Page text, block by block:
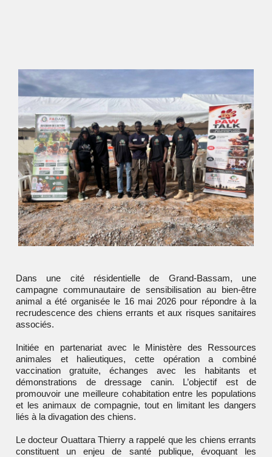
Dans une cité résidentielle de Grand-Bassam, une
campagne communautaire de sensibilisation au bien-être
animal a été organisée le 16 mai 2026 pour répondre à la
recrudescence des chiens errants et aux risques sanitaires
associés.
Initiée en partenariat avec le Ministère des Ressources
animales et halieutiques, cette opération a combiné
vaccination gratuite, échanges avec les habitants et
démonstrations de dressage canin. L’objectif est de
promouvoir une meilleure cohabitation entre les populations
et les animaux de compagnie, tout en limitant les dangers
liés à la divagation des chiens.
Le docteur Ouattara Thierry a rappelé que les chiens errants
constituent un enjeu de santé publique, évoquant les